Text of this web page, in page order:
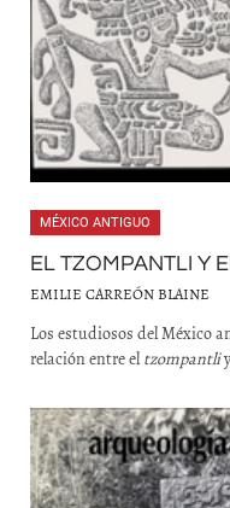
MÉXICO ANTIGUO
EL TZOMPANTLI Y
EMILIE CARREÓN BLAINE
Los estudiosos del México
relación entre el tzompantli